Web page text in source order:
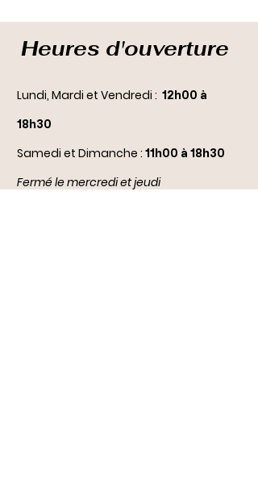
Heures d'ouverture
Lundi, Mardi et Vendredi : 12h00 à
18h30
Samedi et Dimanche : 11h00 à 18h30
Fermé le mercredi et jeudi